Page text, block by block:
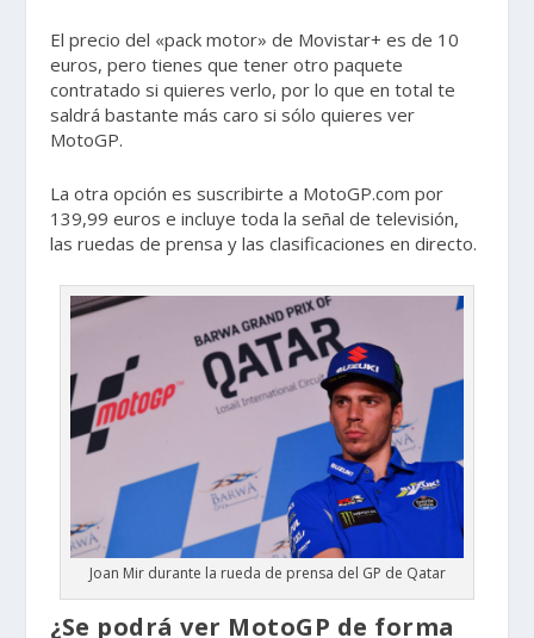
El precio del «pack motor» de Movistar+ es de 10
euros, pero tienes que tener otro paquete
contratado si quieres verlo, por lo que en total te
saldrá bastante más caro si sólo quieres ver
MotoGP.
La otra opción es suscribirte a MotoGP.com por
139,99 euros e incluye toda la señal de televisión,
las ruedas de prensa y las clasificaciones en directo.
Joan Mir durante la rueda de prensa del GP de Qatar
¿Se podrá ver MotoGP de forma